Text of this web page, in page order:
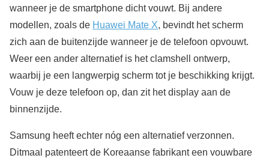
wanneer je de smartphone dicht vouwt. Bij andere
modellen, zoals de Huawei Mate X, bevindt het scherm
zich aan de buitenzijde wanneer je de telefoon opvouwt.
Weer een ander alternatief is het clamshell ontwerp,
waarbij je een langwerpig scherm tot je beschikking krijgt.
Vouw je deze telefoon op, dan zit het display aan de
binnenzijde.
Samsung heeft echter nóg een alternatief verzonnen.
Ditmaal patenteert de Koreaanse fabrikant een vouwbare